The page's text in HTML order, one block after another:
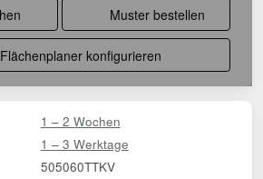
Muster bestellen
konfigurieren
1 – 2 Wochen
1 – 3 Werktage
505060TTKV